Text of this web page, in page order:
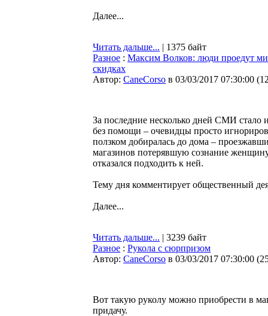
Далее...
Читать дальше... | 1375 байт
Разное : Максим Волков: люди проедут
скидках
Автор: CaneCorso в 03/03/2017 07:30:00 (
За последние несколько дней СМИ стало
без помощи – очевидцы просто
ползком добиралась до дома –
магазинов потерявшую сознание
отказался подходить к ней.
Тему дня комментирует общественный
Далее...
Читать дальше... | 3239 байт
Разное : Рукола с сюрпризом
Автор: CaneCorso в 03/03/2017 07:30:00 (
Вот такую руколу можно приобрести в
придачу.